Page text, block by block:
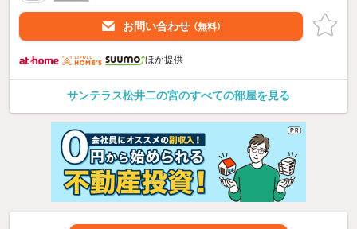
お問い合わせ （無料）
ほか提供
サンテラス松井二の宮のすべての部屋を見る